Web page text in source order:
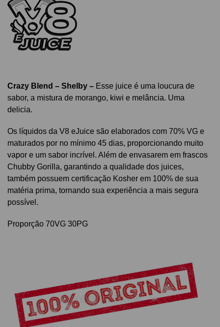
Crazy Blend – Shelby – Esse juice é uma loucura de
sabor, a mistura de morango, kiwi e melância. Uma
delicia.
Os líquidos da V8 eJuice são elaborados com 70% VG e
maturados por no mínimo 45 dias, proporcionando muito
vapor e um sabor incrível. Além de envasarem em frascos
Chubby Gorilla, garantindo a qualidade dos juices,
também possuem certificação Kosher em 100% de sua
matéria prima, tornando sua experiência a mais segura
possível.
Proporção 70VG 30PG